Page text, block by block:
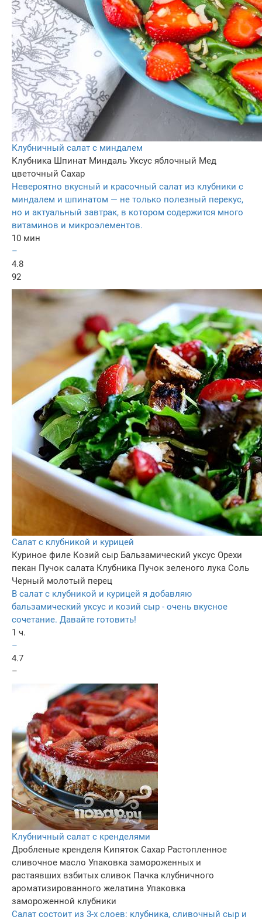
Клубничный салат с миндалем
Клубника Шпинат Миндаль Уксус яблочный Мед
цветочный Сахар
Невероятно вкусный и красочный салат из клубники с
миндалем и шпинатом — не только полезный перекус,
но и актуальный завтрак, в котором содержится много
витаминов и микроэлементов.
10 мин
–
4.8
92
Салат с клубникой и курицей
Куриное филе Козий сыр Бальзамический уксус Орехи
пекан Пучок салата Клубника Пучок зеленого лука Соль
Черный молотый перец
В салат с клубникой и курицей я добавляю
бальзамический уксус и козий сыр - очень вкусное
сочетание. Давайте готовить!
1 ч.
–
4.7
–
Клубничный салат с кренделями
Дробленые кренделя Кипяток Сахар Растопленное
сливочное масло Упаковка замороженных и
растаявших взбитых сливок Пачка клубничного
ароматизированного желатина Упаковка
замороженной клубники
Салат состоит из 3-х слоев: клубника, сливочный сыр и